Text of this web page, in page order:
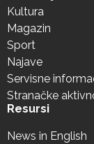
Kultura
Magazin
Sport
Najave
Servisne
Stranačke
Resursi
News in English